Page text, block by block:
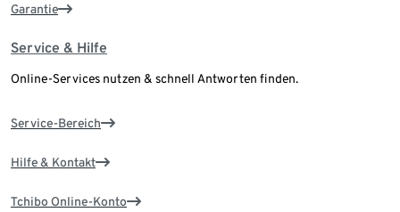
Garantie
Service & Hilfe
Online-Services nutzen & schnell Antworten finden.
Service-Bereich
Hilfe & Kontakt
Tchibo Online-Konto